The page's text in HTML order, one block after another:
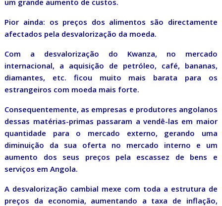
um grande aumento de custos.
Pior ainda: os preços dos alimentos são directamente
afectados pela desvalorização da moeda.
Com a desvalorização do Kwanza, no mercado
internacional, a aquisição de petróleo, café, bananas,
diamantes, etc. ficou muito mais barata para os
estrangeiros com moeda mais forte.
Consequentemente, as empresas e produtores angolanos
dessas matérias-primas passaram a vendê-las em maior
quantidade para o mercado externo, gerando uma
diminuição da sua oferta no mercado interno e um
aumento dos seus preços pela escassez de bens e
serviços em Angola.
A desvalorização cambial mexe com toda a estrutura de
preços da economia, aumentando a taxa de inflação,